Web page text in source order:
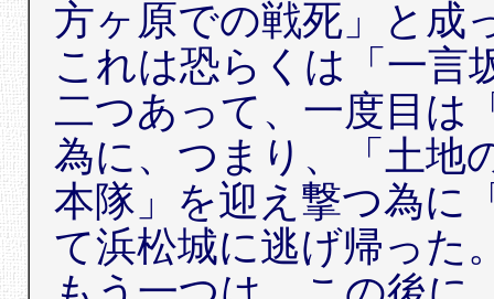
方ヶ原での戦死」と成
これは恐らくは「一言
二つあって、一度目は
為に、つまり、「土地
本隊」を迎え撃つ為に
て浜松城に逃げ帰った